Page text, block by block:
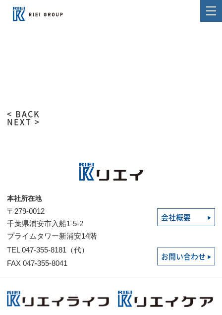
< BACK
NEXT >
本社所在地
〒279-0012
千葉県浦安市入船1-5-2
プライムタワー新浦安14階
会社概要
TEL 047-355-8181（代）
FAX 047-355-8041
お問い合わせ